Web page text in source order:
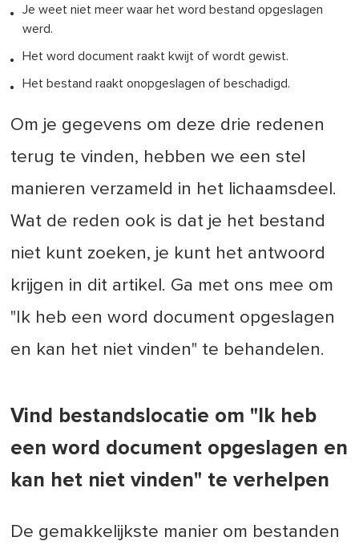
Je weet niet meer waar het word bestand opgeslagen
werd.
Het word document raakt kwijt of wordt gewist.
Het bestand raakt onopgeslagen of beschadigd.
Om je gegevens om deze drie redenen
terug te vinden, hebben we een stel
manieren verzameld in het lichaamsdeel.
Wat de reden ook is dat je het bestand
niet kunt zoeken, je kunt het antwoord
krijgen in dit artikel. Ga met ons mee om
"Ik heb een word document opgeslagen
en kan het niet vinden" te behandelen.
Vind bestandslocatie om "Ik heb
een word document opgeslagen en
kan het niet vinden" te verhelpen
De gemakkelijkste manier om bestanden